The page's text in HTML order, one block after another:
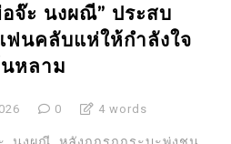
อจ๊ะ นงผณี” ประสบ
นคลับแห่ให้กำลังใจ
หลาม
0 4 words